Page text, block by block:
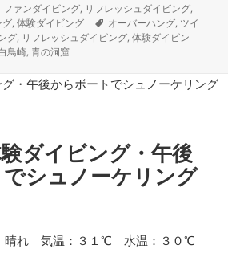
カ
テ
ゴ
リ
ファンダイビング, リフレッシュダイビング,
グ,体験ダイビング
タ
グ
オーバーハング, ツイ
グ, リフレッシュダイビング,体験ダイビン
鳥崎,青の洞窟
ダイビング・午後
シュノーケリング
晴れ 気温：３１℃ 水温：３０℃